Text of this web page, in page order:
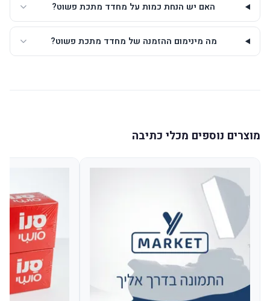
האם יש הנחת כמות על מחדד מתכת פשוט?
מה מינימום ההזמנה של מחדד מתכת פשוט?
מוצרים נוספים מכלי כתיבה